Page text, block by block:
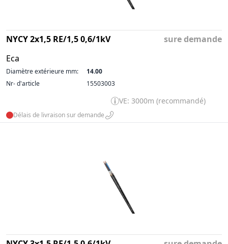
NYCY 2x1,5 RE/1,5 0,6/1kV
Eca
sure demande
Diamètre extérieure mm:
14.00
Nr- d'article
15503003
VE: 3000m (recommandé)
Délais de livraison sur demande